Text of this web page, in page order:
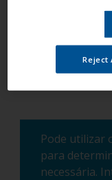
quantidade e o
Pode utilizar
para
necessária.
Reject